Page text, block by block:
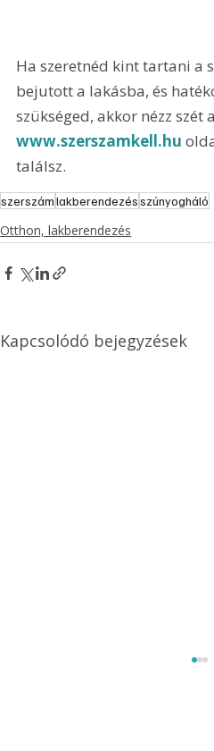
Ha szeretnéd kint tartani a
bejutott a lakásba, és
szükséged, akkor nézz szét a
www.szerszamkell.hu
találsz.
szerszámlakberendezésszúnyogháló
Otthon, lakberendezés
Kapcsolódó bejegyzések